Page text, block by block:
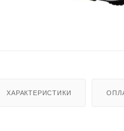
ХАРАКТЕРИСТИКИ